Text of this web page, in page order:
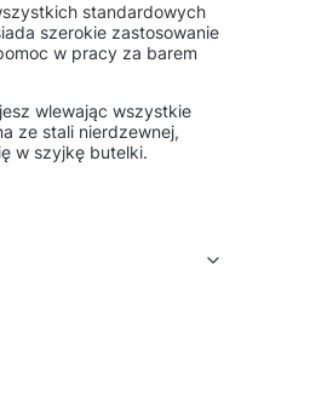
standardowych
szerokie zastosowanie
w pracy za barem
wlewając wszystkie
ze stali nierdzewnej,
w szyjkę butelki.